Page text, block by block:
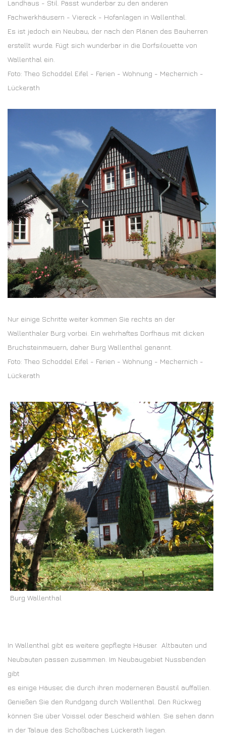
Landhaus - Stil. Passt wunderbar zu den anderen
Fachwerkhäusern - Viereck - Hofanlagen in Wallenthal.
Es ist jedoch ein Neubau, der nach den Plänen des Bauherren
erstellt wurde. Fügt sich wunderbar in die Dorfsilouette von
Wallenthal ein.
Foto: Theo Schoddel Eifel - Ferien - Wohnung - Mechernich -
Lückerath
Nur einige Schritte weiter kommen Sie rechts an der
Wallenthaler Burg vorbei. Ein wehrhaftes Dorfhaus mit dicken
Bruchsteinmauern, daher Burg Wallenthal genannt.
Foto: Theo Schoddel Eifel - Ferien - Wohnung - Mechernich -
Lückerath
Burg Wallenthal
In Wallenthal gibt es weitere gepflegte Häuser. Altbauten und
Neubauten passen zusammen. Im Neubaugebiet Nussbenden
gibt
es einige Häuser, die durch ihren moderneren Baustil auffallen.
Genießen Sie den Rundgang durch Wallenthal. Den Rückweg
können Sie über Voissel oder Bescheid wählen. Sie sehen dann
in der Talaue des Schoßbaches Lückerath liegen.